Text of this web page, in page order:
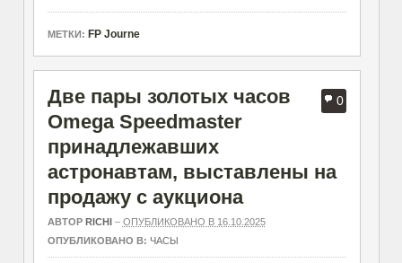
МЕТКИ: FP Journe
0
Две пары золотых часов
Omega Speedmaster
принадлежавших
астронавтам, выставлены на
продажу с аукциона
АВТОР RICHI – ОПУБЛИКОВАНО В 16.10.2025
ОПУБЛИКОВАНО В: ЧАСЫ